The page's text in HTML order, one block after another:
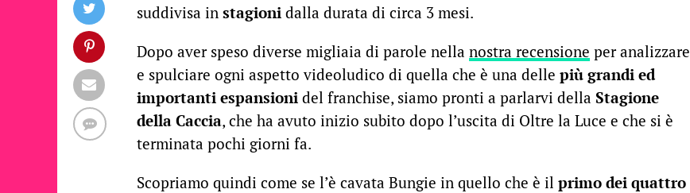
suddivisa in stagioni dalla durata di circa 3 mesi.
Dopo aver speso diverse migliaia di parole nella nostra recensione per analizzare
e spulciare ogni aspetto videoludico di quella che è una delle più grandi ed
importanti espansioni del franchise, siamo pronti a parlarvi della Stagione
della Caccia, che ha avuto inizio subito dopo l’uscita di Oltre la Luce e che si è
terminata pochi giorni fa.
Scopriamo quindi come se l’è cavata Bungie in quello che è il primo dei quattro